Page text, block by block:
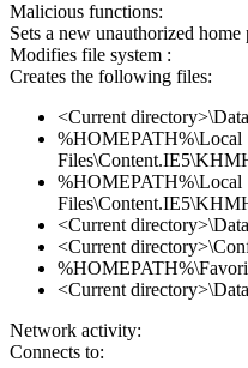
Malicious functions:
Sets a new unauthorized
Modifies file system :
Creates the following files:
<Current
%HOMEPATH%\Local
%HOMEPATH%\Local
<Current
<Current
<Current
Network activity:
Connects to: